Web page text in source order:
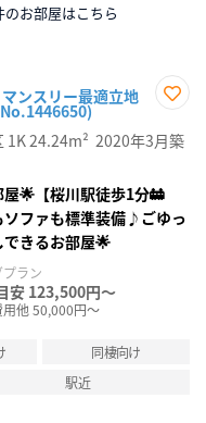
お部屋はこちら
ンスリー最適立地
に入
り登
1K24.24m² 2020年3月築
🌟【桜川駅徒歩1分🚋
ソファも標準装備♪ごゆっ
できるお部屋🌟
プラン
安 123,500円～
他 50,000円～
同棲向け
駅近